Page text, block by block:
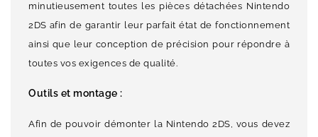
minutieusement toutes les pièces détachées Nintendo
2DS afin de garantir leur parfait état de fonctionnement
ainsi que leur conception de précision pour répondre à
toutes vos exigences de qualité.
Outils et montage :
Afin de pouvoir démonter la Nintendo 2DS, vous devez